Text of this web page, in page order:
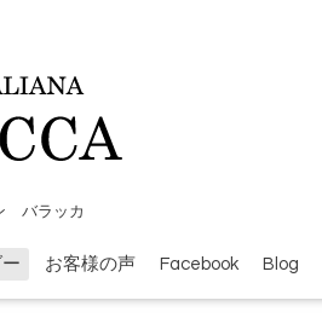
バラッカ
お客様の声 Facebook Blog